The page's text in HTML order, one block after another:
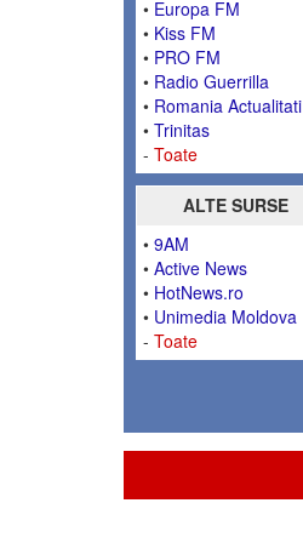
• Europa FM
• Kiss FM
• PRO FM
• Radio Guerrilla
• Romania Actualitati
• Trinitas
- Toate
ALTE SURSE
• 9AM
• Active News
• HotNews.ro
• Unimedia Moldova
- Toate